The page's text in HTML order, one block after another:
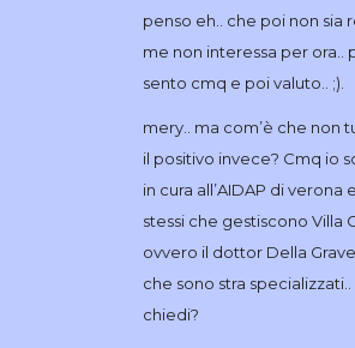
penso eh.. che poi non sia
me non interessa per ora..
sento cmq e poi valuto.. ;).
mery.. ma com’è che non
il positivo invece? Cmq io
in cura all’AIDAP di verona
stessi che gestiscono Villa
ovvero il dottor Della
che sono stra
chiedi?